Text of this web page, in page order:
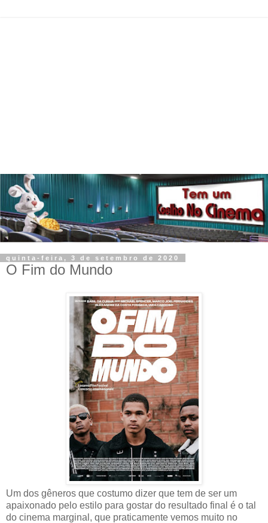
quinta-feira, 3 de setembro de 2020
O Fim do Mundo
Um dos gêneros que costumo dizer que tem de ser um
apaixonado pelo estilo para gostar do resultado final é o tal
do cinema marginal, que praticamente vemos muito no